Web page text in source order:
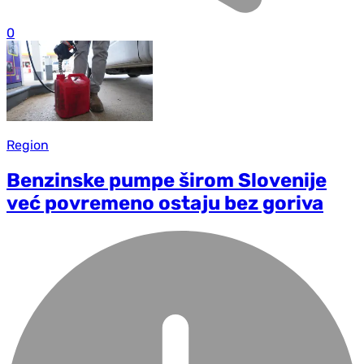
0
Region
Benzinske pumpe širom Slovenije
već povremeno ostaju bez goriva